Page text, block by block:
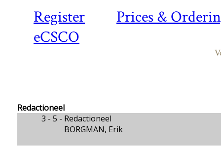
Register
Prices &
eCSCO
Redactioneel
3 - 5 - Redactioneel
BORGMAN, Erik